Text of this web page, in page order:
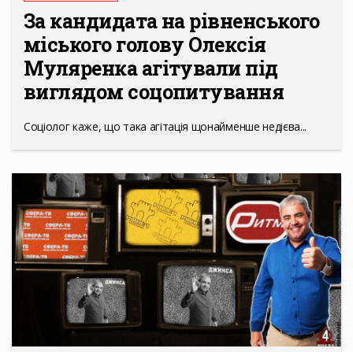
За кандидата на рівненського
міського голову Олексія
Муляренка агітували під
виглядом соцопитування
Соціолог каже, що така агітація щонайменше недієва...